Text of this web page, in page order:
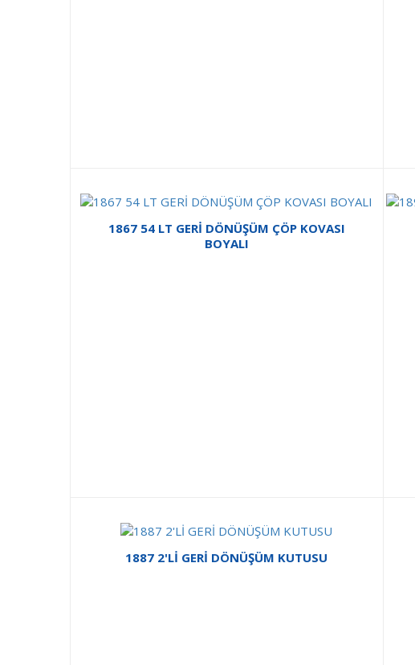
1867 54 LT GERİ DÖNÜŞÜM ÇÖP KOVASI
BOYALI
1887 2'Lİ GERİ DÖNÜŞÜM KUTUSU